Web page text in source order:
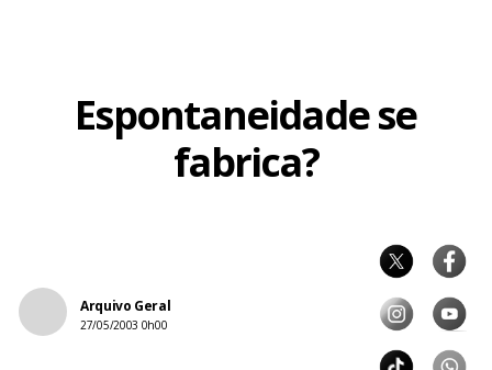
Espontaneidade se
fabrica?
Arquivo Geral
27/05/2003 0h00